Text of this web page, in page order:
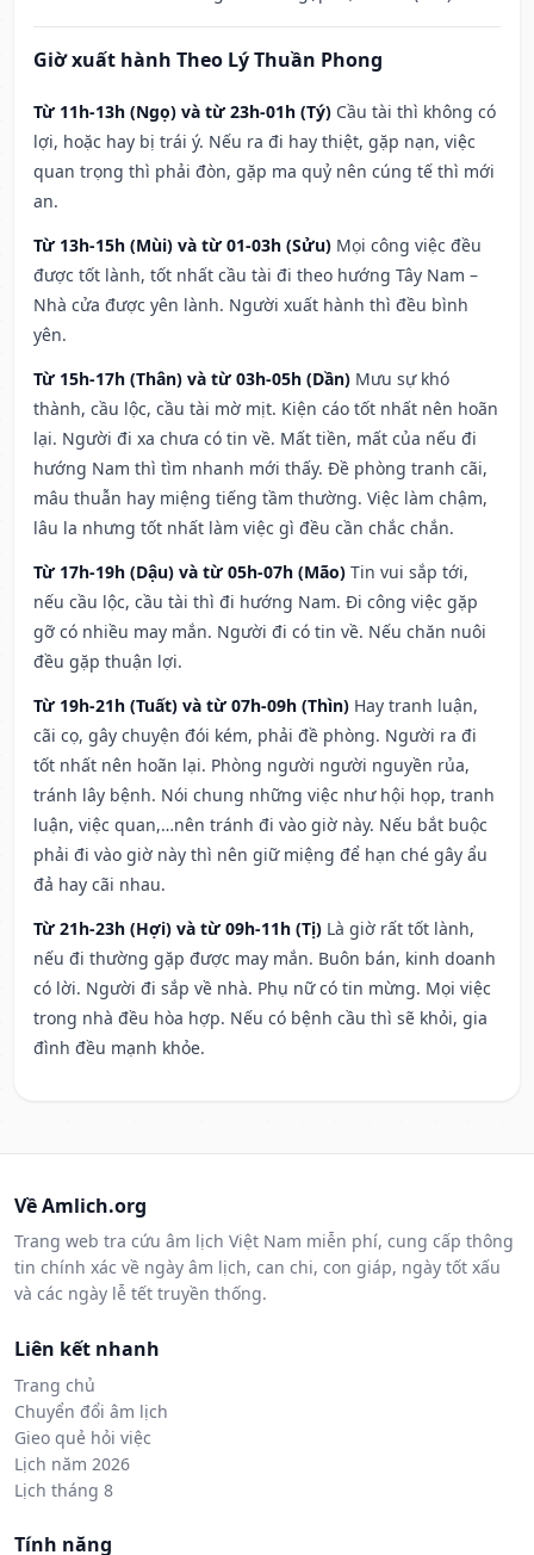
Giờ xuất hành Theo Lý Thuần Phong
Từ 11h-13h (Ngọ) và từ 23h-01h (Tý) Cầu tài thì không có
lợi, hoặc hay bị trái ý. Nếu ra đi hay thiệt, gặp nạn, việc
quan trọng thì phải đòn, gặp ma quỷ nên cúng tế thì mới
an.
Từ 13h-15h (Mùi) và từ 01-03h (Sửu) Mọi công việc đều
được tốt lành, tốt nhất cầu tài đi theo hướng Tây Nam –
Nhà cửa được yên lành. Người xuất hành thì đều bình
yên.
Từ 15h-17h (Thân) và từ 03h-05h (Dần) Mưu sự khó
thành, cầu lộc, cầu tài mờ mịt. Kiện cáo tốt nhất nên hoãn
lại. Người đi xa chưa có tin về. Mất tiền, mất của nếu đi
hướng Nam thì tìm nhanh mới thấy. Đề phòng tranh cãi,
mâu thuẫn hay miệng tiếng tầm thường. Việc làm chậm,
lâu la nhưng tốt nhất làm việc gì đều cần chắc chắn.
Từ 17h-19h (Dậu) và từ 05h-07h (Mão) Tin vui sắp tới,
nếu cầu lộc, cầu tài thì đi hướng Nam. Đi công việc gặp
gỡ có nhiều may mắn. Người đi có tin về. Nếu chăn nuôi
đều gặp thuận lợi.
Từ 19h-21h (Tuất) và từ 07h-09h (Thìn) Hay tranh luận,
cãi cọ, gây chuyện đói kém, phải đề phòng. Người ra đi
tốt nhất nên hoãn lại. Phòng người người nguyền rủa,
tránh lây bệnh. Nói chung những việc như hội họp, tranh
luận, việc quan,…nên tránh đi vào giờ này. Nếu bắt buộc
phải đi vào giờ này thì nên giữ miệng để hạn ché gây ẩu
đả hay cãi nhau.
Từ 21h-23h (Hợi) và từ 09h-11h (Tị) Là giờ rất tốt lành,
nếu đi thường gặp được may mắn. Buôn bán, kinh doanh
có lời. Người đi sắp về nhà. Phụ nữ có tin mừng. Mọi việc
trong nhà đều hòa hợp. Nếu có bệnh cầu thì sẽ khỏi, gia
đình đều mạnh khỏe.
Về Amlich.org
Trang web tra cứu âm lịch Việt Nam miễn phí, cung cấp thông
tin chính xác về ngày âm lịch, can chi, con giáp, ngày tốt xấu
và các ngày lễ tết truyền thống.
Liên kết nhanh
Trang chủ
Chuyển đổi âm lịch
Gieo quẻ hỏi việc
Lịch năm 2026
Lịch tháng 8
Tính năng